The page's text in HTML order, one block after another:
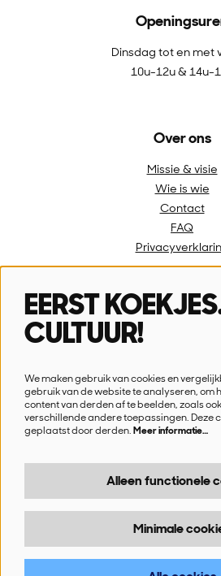
Dinsdag tot en met
10u-12u & 14u-
Over ons
Missie & visie
Wie is wie
Contact
FAQ
Volg ons
Schrijf je in voor onze
Ik wil nieuws!
EERST
CULTUUR!
We maken gebruik van cookies en
gebruik van de website te analyseren, om
content van derden af te beelden, zoals ook
verschillende andere toepassingen. Deze
geplaatst door derden.Meer informatie…
Alleen functionele
Minimale